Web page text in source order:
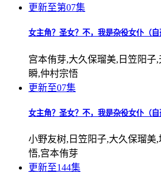
更新至第07集
女主角？圣女？不，我是杂役女仆（自
宫本侑芽,大久保瑠美,日笠阳子
瞬,仲村宗悟
更新至07集
女主角？圣女？不，我是杂役女仆（自
小野友树,日笠阳子,大久保瑠美
悟,宫本侑芽
更新至144集